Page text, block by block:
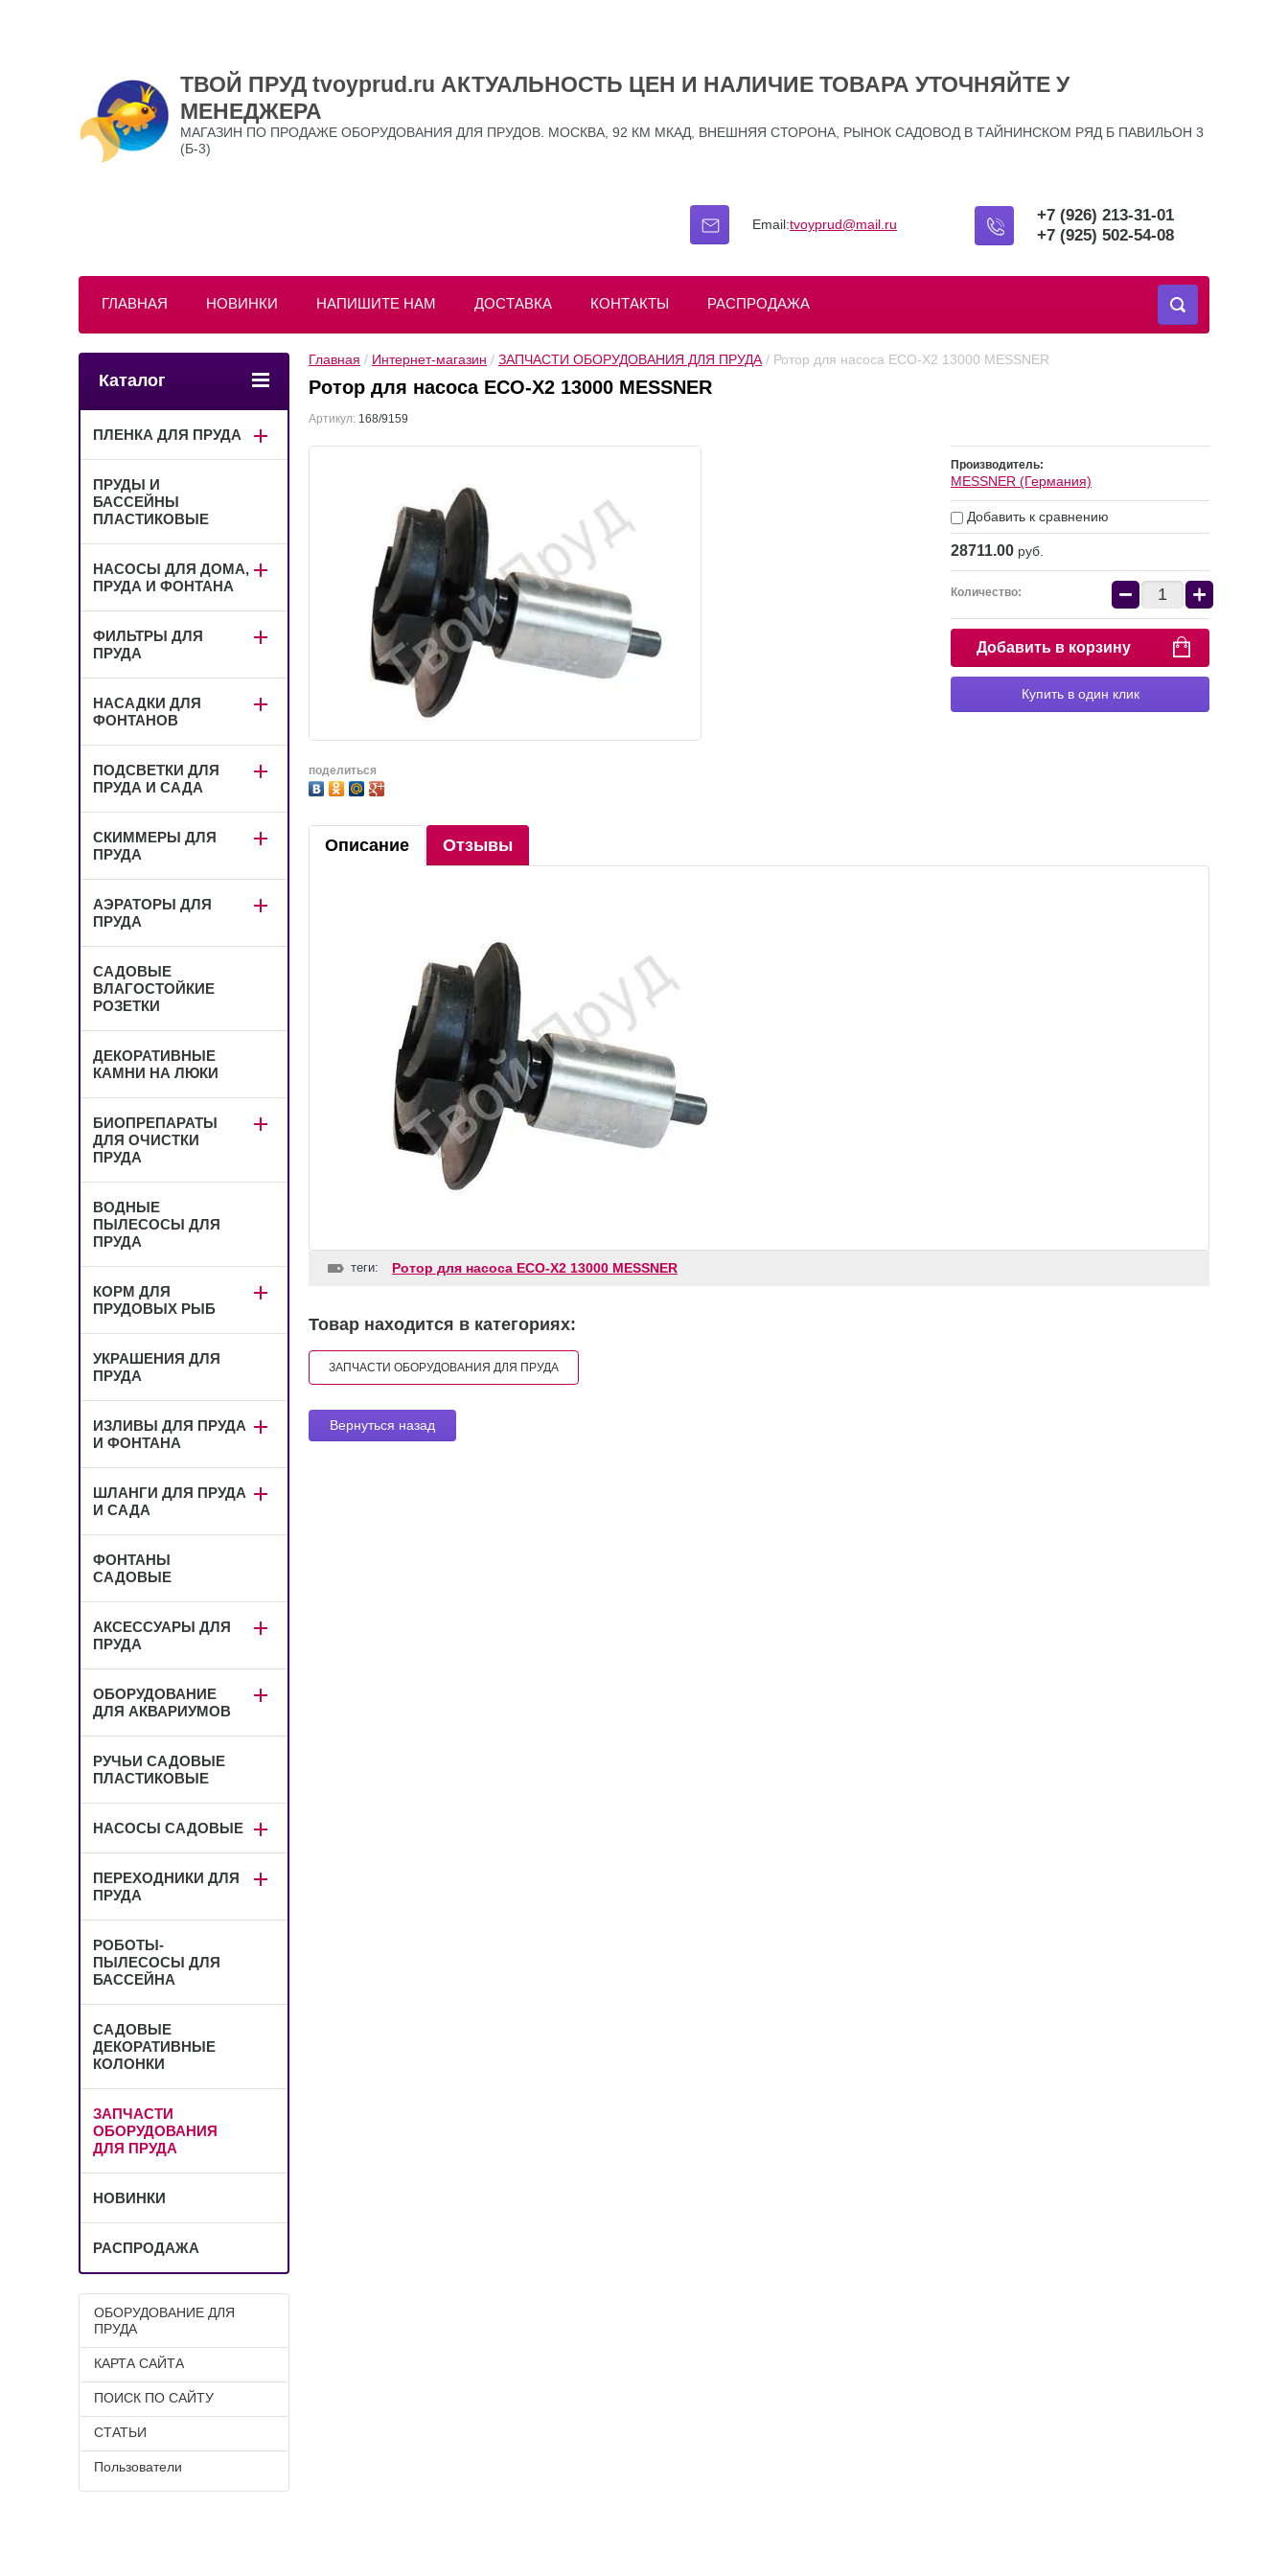
ТВОЙ ПРУД tvoyprud.ru АКТУАЛЬНОСТЬ ЦЕН И НАЛИЧИЕ ТОВАРА УТОЧНЯЙТЕ У
МЕНЕДЖЕРА
МАГАЗИН ПО ПРОДАЖЕ ОБОРУДОВАНИЯ ДЛЯ ПРУДОВ. МОСКВА, 92 КМ МКАД, ВНЕШНЯЯ СТОРОНА, РЫНОК САДОВОД В ТАЙНИНСКОМ РЯД Б ПАВИЛЬОН 3
(Б-3)
+7 (926) 213-31-01
+7 (925) 502-54-08
Email:tvoyprud@mail.ru
ГЛАВНАЯ НОВИНКИ НАПИШИТЕ НАМ ДОСТАВКА КОНТАКТЫ РАСПРОДАЖА
Главная / Интернет-магазин / ЗАПЧАСТИ ОБОРУДОВАНИЯ ДЛЯ ПРУДА / Ротор для насоса ECO-X2 13000 MESSNER
Ротор для насоса ECO-X2 13000 MESSNER
Артикул: 168/9159
поделиться
Производитель:
MESSNER (Германия)
Добавить к сравнению
28711.00 руб.
Количество: − +
Добавить в корзину
Купить в один клик
Описание Отзывы
теги: Ротор для насоса ECO-X2 13000 MESSNER
Товар находится в категориях:
ЗАПЧАСТИ ОБОРУДОВАНИЯ ДЛЯ ПРУДА
Вернуться назад
Каталог
ПЛЕНКА ДЛЯ ПРУДА
ПРУДЫ И
БАССЕЙНЫ
ПЛАСТИКОВЫЕ
НАСОСЫ ДЛЯ ДОМА,
ПРУДА И ФОНТАНА
ФИЛЬТРЫ ДЛЯ
ПРУДА
НАСАДКИ ДЛЯ
ФОНТАНОВ
ПОДСВЕТКИ ДЛЯ
ПРУДА И САДА
СКИММЕРЫ ДЛЯ
ПРУДА
АЭРАТОРЫ ДЛЯ
ПРУДА
САДОВЫЕ
ВЛАГОСТОЙКИЕ
РОЗЕТКИ
ДЕКОРАТИВНЫЕ
КАМНИ НА ЛЮКИ
БИОПРЕПАРАТЫ
ДЛЯ ОЧИСТКИ
ПРУДА
ВОДНЫЕ
ПЫЛЕСОСЫ ДЛЯ
ПРУДА
КОРМ ДЛЯ
ПРУДОВЫХ РЫБ
УКРАШЕНИЯ ДЛЯ
ПРУДА
ИЗЛИВЫ ДЛЯ ПРУДА
И ФОНТАНА
ШЛАНГИ ДЛЯ ПРУДА
И САДА
ФОНТАНЫ
САДОВЫЕ
АКСЕССУАРЫ ДЛЯ
ПРУДА
ОБОРУДОВАНИЕ
ДЛЯ АКВАРИУМОВ
РУЧЬИ САДОВЫЕ
ПЛАСТИКОВЫЕ
НАСОСЫ САДОВЫЕ
ПЕРЕХОДНИКИ ДЛЯ
ПРУДА
РОБОТЫ-
ПЫЛЕСОСЫ ДЛЯ
БАССЕЙНА
САДОВЫЕ
ДЕКОРАТИВНЫЕ
КОЛОНКИ
ЗАПЧАСТИ
ОБОРУДОВАНИЯ
ДЛЯ ПРУДА
НОВИНКИ
РАСПРОДАЖА
ОБОРУДОВАНИЕ ДЛЯ
ПРУДА
КАРТА САЙТА
ПОИСК ПО САЙТУ
СТАТЬИ
Пользователи